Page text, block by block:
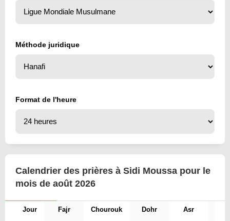
Méthode juridique
Format de l'heure
Calendrier des prières à Sidi Moussa pour le
mois de août 2026
Jour Fajr Chourouk Dohr Asr